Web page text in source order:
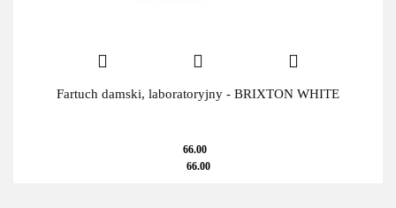
Fartuch damski, laboratoryjny - BRIXTON WHITE
66.00
66.00